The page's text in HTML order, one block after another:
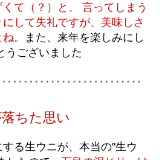
て（？）と、 言ってしまう
して失礼ですが、美味しさ
。
また、来年を楽しみにし
うございました
ちた思い
る生ウニが、本当の"生ウ